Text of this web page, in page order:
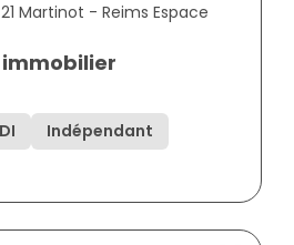
Martinot - Reims Espace
Indépendant